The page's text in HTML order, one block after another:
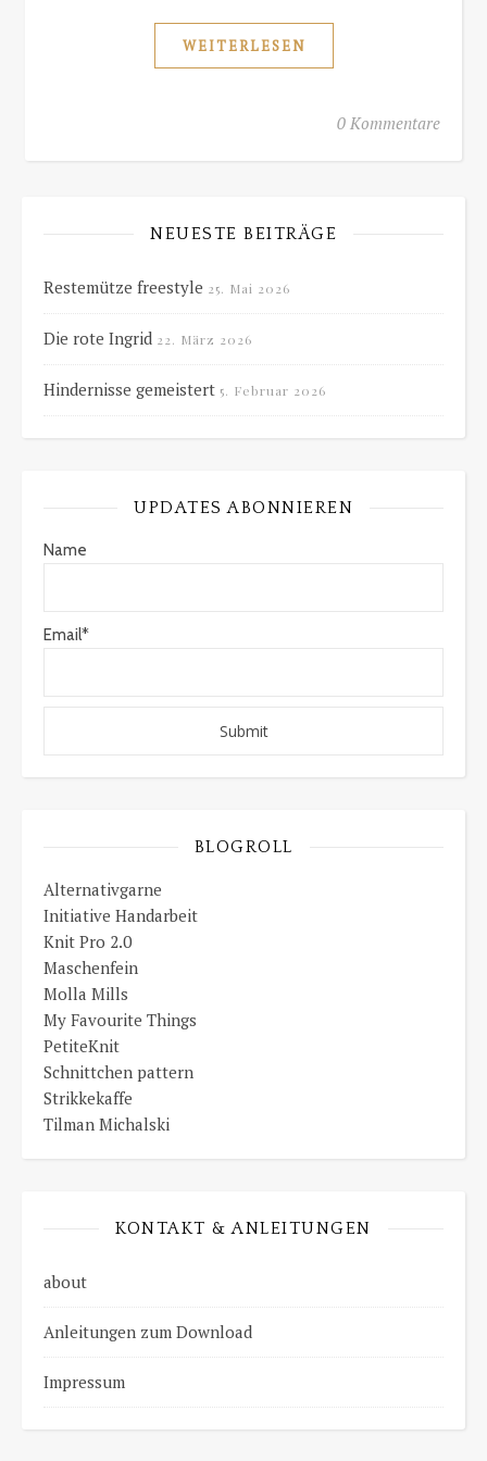
WEITERLESEN
0 Kommentare
NEUESTE BEITRÄGE
Restemütze freestyle 25. Mai 2026
Die rote Ingrid 22. März 2026
Hindernisse gemeistert 5. Februar 2026
UPDATES ABONNIEREN
Name
Email*
BLOGROLL
Alternativgarne
Initiative Handarbeit
Knit Pro 2.0
Maschenfein
Molla Mills
My Favourite Things
PetiteKnit
Schnittchen pattern
Strikkekaffe
Tilman Michalski
KONTAKT & ANLEITUNGEN
about
Anleitungen zum Download
Impressum